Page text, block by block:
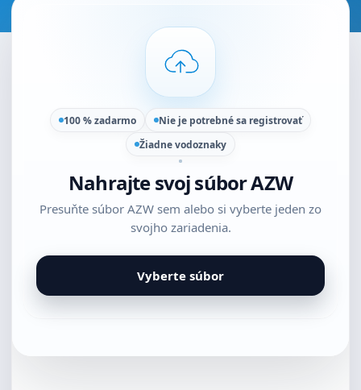
100 % zadarmo
Nie je potrebné sa registrovať
Žiadne vodoznaky
Nahrajte svoj súbor AZW
Presuňte súbor AZW sem alebo si vyberte jeden zo
svojho zariadenia.
Vyberte súbor